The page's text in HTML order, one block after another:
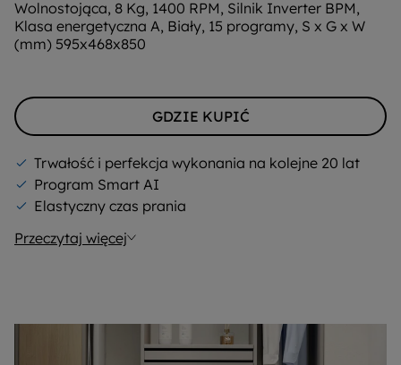
do
oszczędzania
energii
Wolnostojąca, 8 Kg, 1400 RPM, Silnik Inverter BPM,
Klasa energetyczna A, Biały, 15 programy, S x G x W
(mm) 595x468x850
GDZIE KUPIĆ
Trwałość i perfekcja wykonania na kolejne 20 lat
Program Smart AI
Elastyczny czas prania
Przeczytaj więcej